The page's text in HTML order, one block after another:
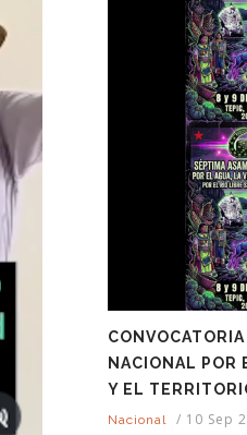
NACIONAL POR
Y EL
Nacional / 10 Sep